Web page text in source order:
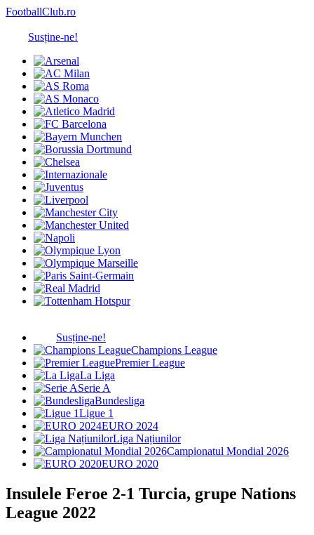
FootballClub.ro
Susține-ne!
Susține-ne!
Champions League
Premier League
La Liga
Serie A
Bundesliga
Ligue 1
EURO 2024
Liga Națiunilor
Campionatul Mondial 2026
EURO 2020
Insulele Feroe 2-1 Turcia, grupe Nations
League 2022